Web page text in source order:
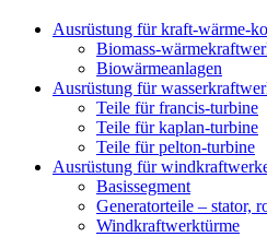
Ausrüstung für kraft-wärme-
Biomass-
Biowärmeanlagen
Ausrüstung für
Teile für francis-turbine
Teile für kaplan-turbine
Teile für pelton-turbine
Ausrüstung für
Basissegment
Generatorteile – stator,
Windkraftwerktürme